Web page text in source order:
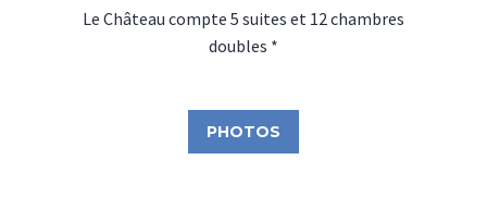
Le Château compte 5 suites et 12 chambres
doubles *
PHOTOS